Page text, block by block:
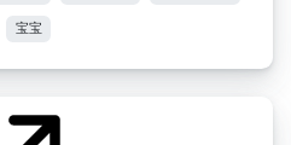
宝宝